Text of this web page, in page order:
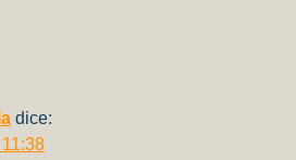
dice: